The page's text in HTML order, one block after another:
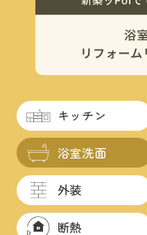
キッチン
浴室洗面
外装
断熱